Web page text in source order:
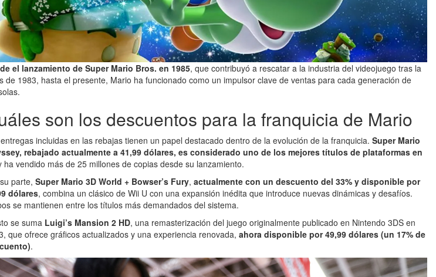
el lanzamiento de Super Mario Bros. en 1985, que contribuyó a rescatar a la industria del videojuego tras la
de 1983, hasta el presente, Mario ha funcionado como un impulsor clave de ventas para cada generación de
son los descuentos para la franquicia de Mario
incluidas en las rebajas tienen un papel destacado dentro de la evolución de la franquicia. Super Mario
rebajado actualmente a 41,99 dólares, es considerado uno de los mejores títulos de plataformas en
ha vendido más de 25 millones de copias desde su lanzamiento.
parte, Super Mario 3D World + Bowser’s Fury, actualmente con un descuento del 33% y disponible por
dólares, combina un clásico de Wii U con una expansión inédita que introduce nuevas dinámicas y desafíos.
se mantienen entre los títulos más demandados del sistema.
se suma Luigi’s Mansion 2 HD, una remasterización del juego originalmente publicado en Nintendo 3DS en
que ofrece gráficos actualizados y una experiencia renovada, ahora disponible por 49,99 dólares (un 17% de
.